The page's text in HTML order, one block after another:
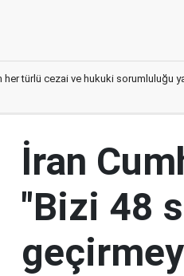
her türlü cezai ve hukuki sorumluluğu
İran
"Bizi 48